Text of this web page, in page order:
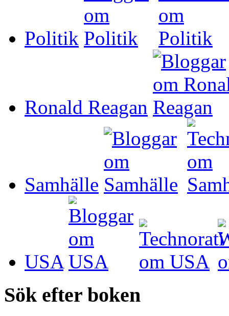
Politik
Ronald Reagan
Samhälle
USA
Sök efter boken